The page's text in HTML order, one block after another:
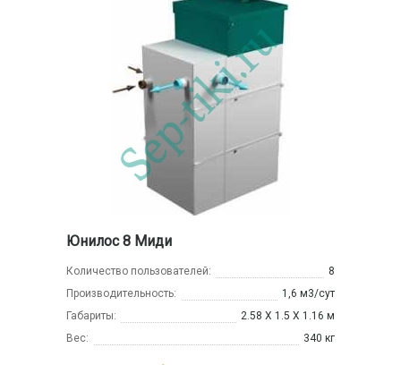
Юнилос 8 Миди
Количество пользователей:
8
Производительность:
1,6 м3/сут
Габариты:
2.58 Х 1.5 Х 1.16 м
Вес:
340 кг